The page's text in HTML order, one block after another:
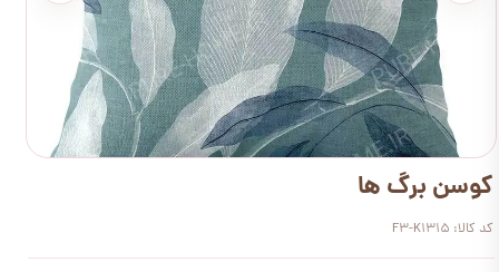
کوسن برگ ها
کد کالا: F3-K1315